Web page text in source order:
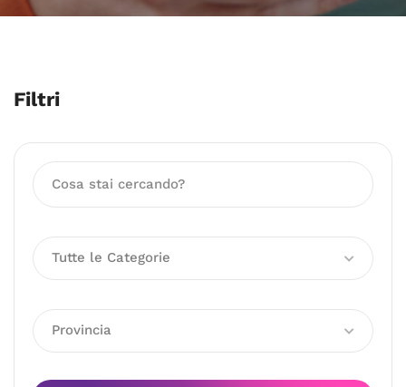
Filtri
Tutte le Categorie
Provincia